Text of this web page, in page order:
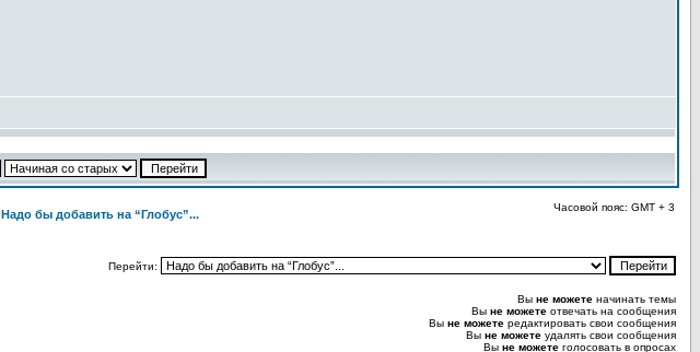
Надо бы добавить на “Глобус”...
Часовой пояс: GMT + 3
Перейти:
Вы не можете начинать темы
Вы не можете отвечать на сообщения
Вы не можете редактировать свои сообщения
Вы не можете удалять свои сообщения
Вы не можете голосовать в опросах